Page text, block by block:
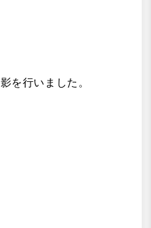
を行いました。